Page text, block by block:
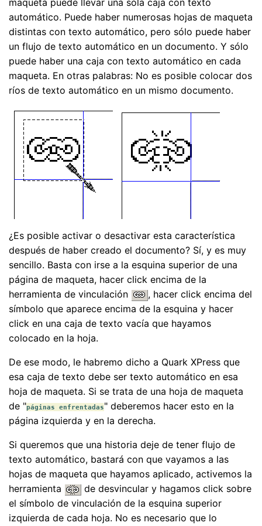
maqueta puede llevar una sóla caja con texto
automático. Puede haber numerosas hojas de maqueta
distintas con texto automático, pero sólo puede haber
un flujo de texto automático en un documento. Y sólo
puede haber una caja con texto automático en cada
maqueta. En otras palabras: No es posible colocar dos
ríos de texto automático en un mismo documento.
¿Es posible activar o desactivar esta característica
después de haber creado el documento? Sí, y es muy
sencillo. Basta con irse a la esquina superior de una
página de maqueta, hacer click encima de la
herramienta de vinculación
, hacer click encima del
símbolo que aparece encima de la esquina y hacer
click en una caja de texto vacía que hayamos
colocado en la hoja.
De ese modo, le habremo dicho a Quark XPress que
esa caja de texto debe ser texto automático en esa
hoja de maqueta. Si se trata de una hoja de maqueta
de "páginas enfrentadas" deberemos hacer esto en la
página izquierda y en la derecha.
Si queremos que una historia deje de tener flujo de
texto automático, bastará con que vayamos a las
hojas de maqueta que hayamos aplicado, activemos la
herramienta
de desvincular y hagamos click sobre
el símbolo de vinculación de la esquina superior
izquierda de cada hoja. No es necesario que lo